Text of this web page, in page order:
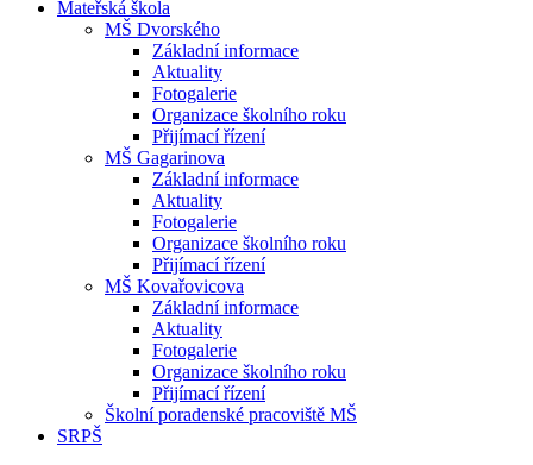
Mateřská škola
MŠ Dvorského
Základní informace
Aktuality
Fotogalerie
Organizace školního roku
Přijímací řízení
MŠ Gagarinova
Základní informace
Aktuality
Fotogalerie
Organizace školního roku
Přijímací řízení
MŠ Kovařovicova
Základní informace
Aktuality
Fotogalerie
Organizace školního roku
Přijímací řízení
Školní poradenské pracoviště MŠ
SRPŠ